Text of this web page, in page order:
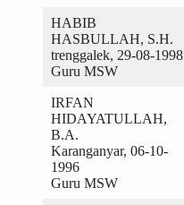
HABIB
HASBULLAH, S.H.
trenggalek, 29-08-1998
Guru MSW
IRFAN
HIDAYATULLAH,
B.A.
Karanganyar, 06-10-
1996
Guru MSW